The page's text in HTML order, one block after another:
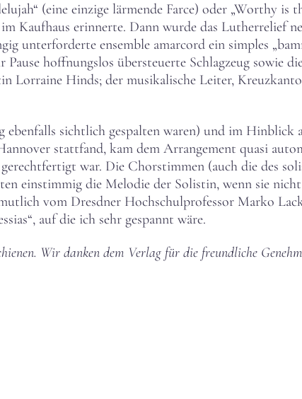
(eine einzige lärmende Farce) oder „Worthy is
Kaufhaus erinnerte. Dann wurde das Lutherrelief
unterforderte ensemble amarcord ein simples
hoffnungslos übersteuerte Schlagzeug sowie
Lorraine Hinds; der musikalische Leiter,
ebenfalls sichtlich gespalten waren) und im Hinblick
stattfand, kam dem Arrangement quasi
war. Die Chorstimmen (auch die des
einstimmig die Melodie der Solistin, wenn sie
vom Dresdner Hochschulprofessor Marko
auf die ich sehr gespannt wäre.
Wir danken dem Verlag für die freundliche